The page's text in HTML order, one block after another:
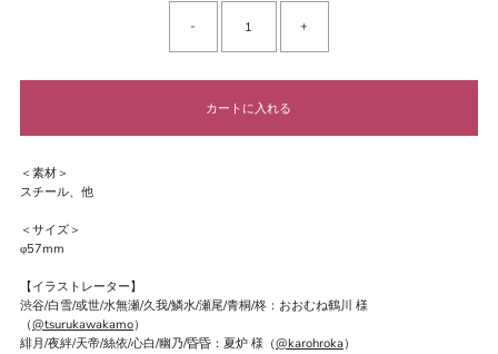
- +
＜素材＞
スチール、他
＜サイズ＞
φ57mm
【イラストレーター】
渋谷/白雪/或世/水無瀬/久我/鱗水/瀬尾/青桐/柊：おおむね鶴川 様
（@tsurukawakamo）
緋月/夜絆/天帝/絲依/心白/幽乃/昏昏：夏炉 様（@karohroka）